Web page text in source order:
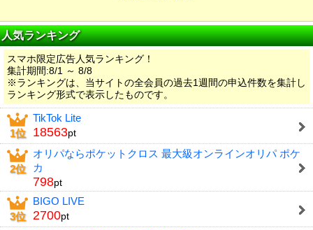
人気ランキング
スマホ限定広告人気ランキング！
集計期間:8/1 ～ 8/8
※ランキングは、当サイトの全会員の過去1週間の申込件数を集計し
ランキング形式で表示したものです。
1位
TikTok Lite
18563pt
2位
オリパならポケットクロス 最大級オンラインオリパ ポケ
カ
798pt
3位
BIGO LIVE
2700pt